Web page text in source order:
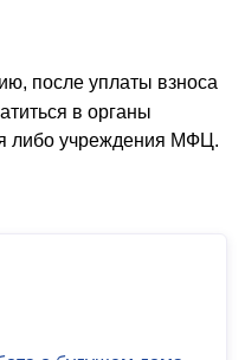
после уплаты взноса
в органы
либо учреждения МФЦ.